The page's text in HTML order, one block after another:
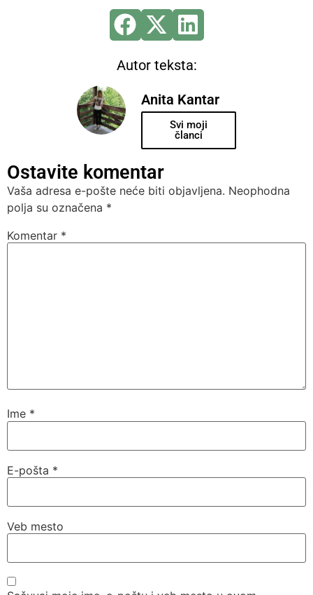
Anita Kantar
Svi moji
članci
Autor teksta:
Ostavite komentar
Vaša adresa e-pošte neće biti objavljena. Neophodna
polja su označena *
Komentar *
Ime *
E-pošta *
Veb mesto